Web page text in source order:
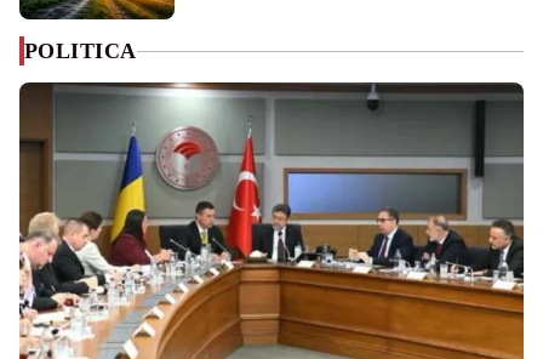
POLITICA